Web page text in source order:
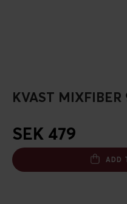
KVAST
SEK 479
ADD